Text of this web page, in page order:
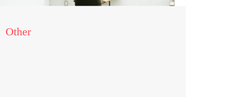
Other